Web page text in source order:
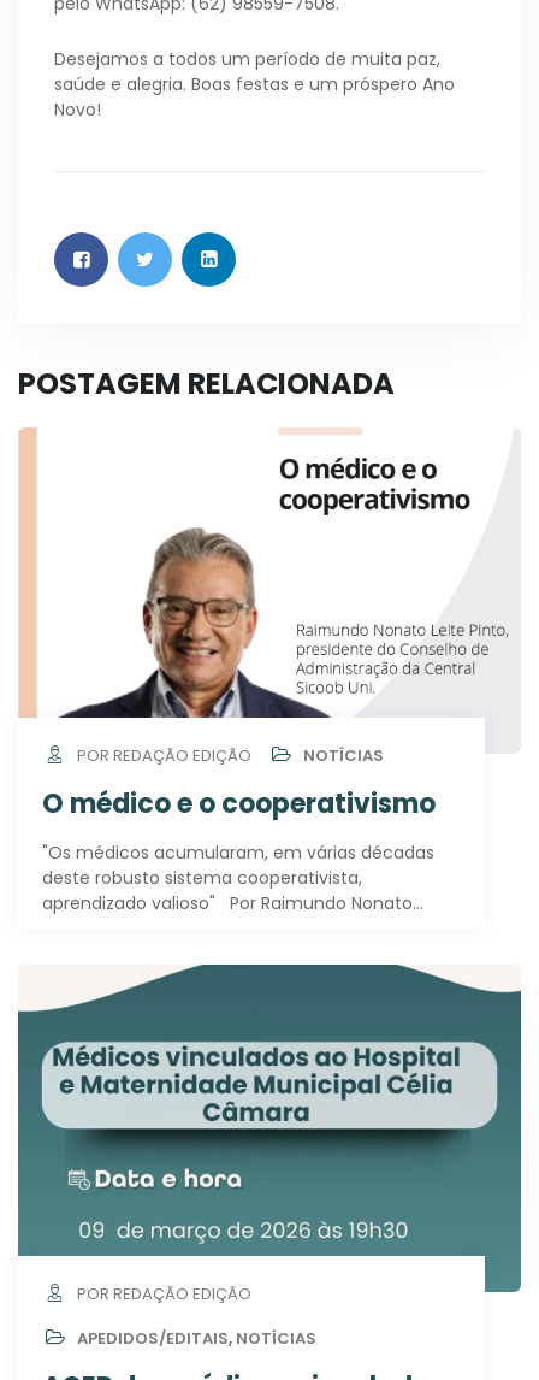
Desejamos a todos um período de muita paz,
saúde e alegria. Boas festas e um próspero Ano
Novo!
POSTAGEM RELACIONADA
POR REDAÇÃO EDIÇÃO NOTÍCIAS
O médico e o cooperativismo
"Os médicos acumularam, em várias décadas
deste robusto sistema cooperativista,
aprendizado valioso" Por Raimundo Nonato…
POR REDAÇÃO EDIÇÃO
APEDIDOS/EDITAIS, NOTÍCIAS